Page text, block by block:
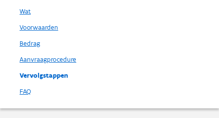
Wat
Voorwaarden
Bedrag
Aanvraagprocedure
Vervolgstappen
FAQ